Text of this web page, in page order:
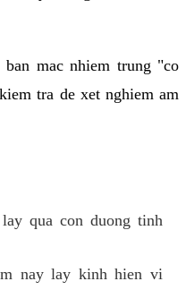
mac nhiem trung "co
tra de xet nghiem am
qua con duong tinh
nay lay kinh hien vi